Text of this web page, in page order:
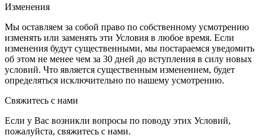
Изменения
Мы оставляем за собой право по собственному усмотрению
изменять или заменять эти Условия в любое время. Если
изменения будут существенными, мы постараемся уведомить
об этом не менее чем за 30 дней до вступления в силу новых
условий. Что является существенным изменением, будет
определяться исключительно по нашему усмотрению.
Свяжитесь с нами
Если у Вас возникли вопросы по поводу этих Условий,
пожалуйста, свяжитесь с нами.